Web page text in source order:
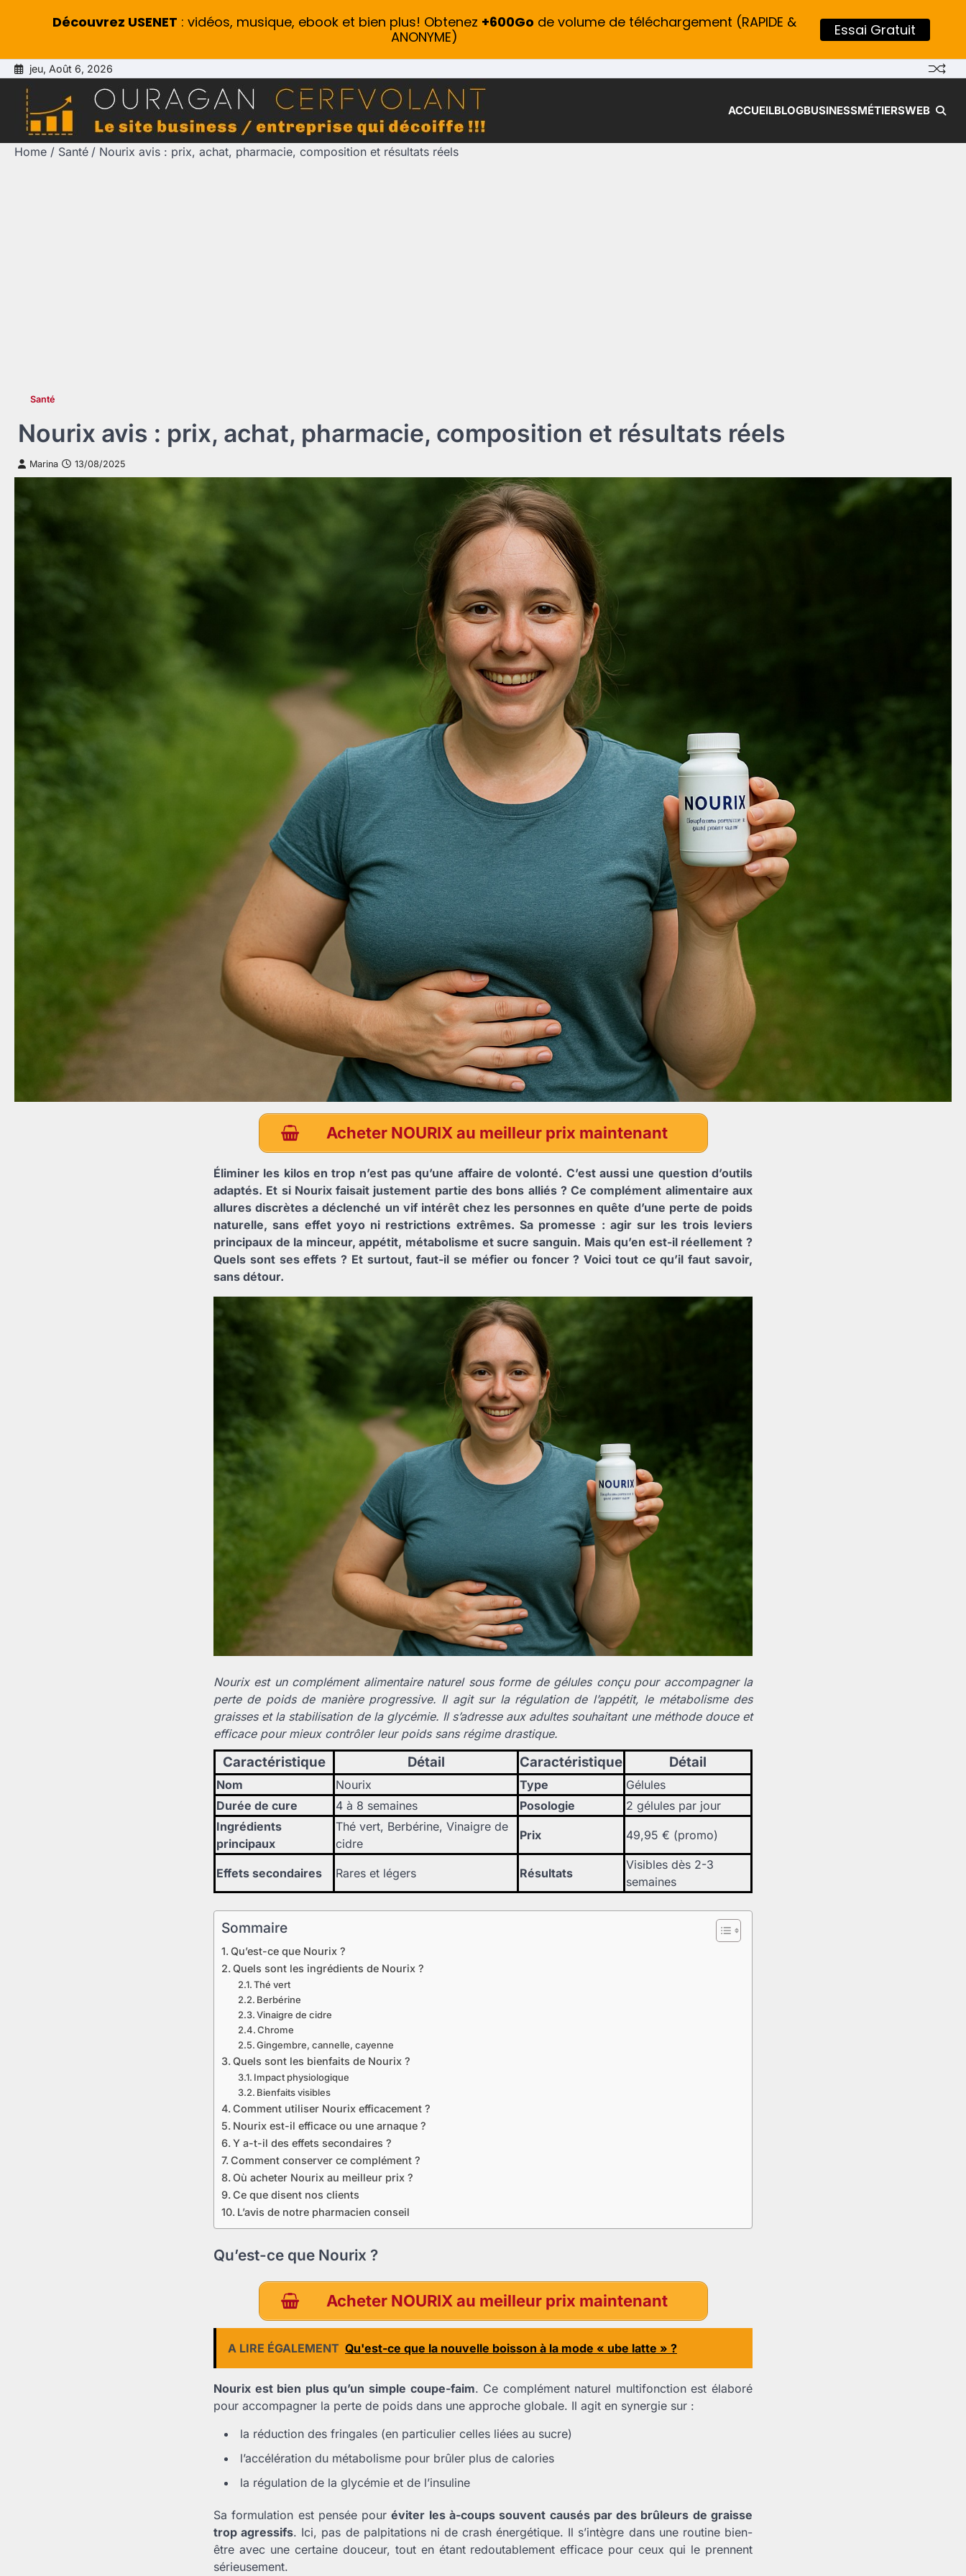
Skip
content
jeu, Août 6, 2026
ACCUEILBLOGBUSINESSMÉTIERSWEB
Home Santé Nourix avis : prix, achat, pharmacie, composition et résultats réels
Santé
Nourix avis : prix, achat, pharmacie, composition et résultats réels
Marina 13/08/2025
Acheter NOURIX au meilleur prix maintenant
Éliminer les kilos en trop n’est pas qu’une affaire de volonté. C’est aussi une question d’outils
adaptés. Et si Nourix faisait justement partie des bons alliés ? Ce complément alimentaire aux
allures discrètes a déclenché un vif intérêt chez les personnes en quête d’une perte de poids
naturelle, sans effet yoyo ni restrictions extrêmes. Sa promesse : agir sur les trois leviers
principaux de la minceur, appétit, métabolisme et sucre sanguin. Mais qu’en est-il réellement ?
Quels sont ses effets ? Et surtout, faut-il se méfier ou foncer ? Voici tout ce qu’il faut savoir,
sans détour.
Nourix est un complément alimentaire naturel sous forme de gélules conçu pour accompagner la
perte de poids de manière progressive. Il agit sur la régulation de l’appétit, le métabolisme des
graisses et la stabilisation de la glycémie. Il s’adresse aux adultes souhaitant une méthode douce et
efficace pour mieux contrôler leur poids sans régime drastique.
Caractéristique Détail Caractéristique Détail
Nom Nourix Type
Gélules
Durée de cure
4 à 8 semaines Posologie
2 gélules par jour
Ingrédients
principaux
Thé vert, Berbérine, Vinaigre de
cidre
Prix 49,95 € (promo)
Effets secondaires Rares et légers Résultats
Visibles dès 2-3
semaines
Sommaire
Qu’est-ce que Nourix ?
Quels sont les ingrédients de Nourix ?
Thé vert
Berbérine
Vinaigre de cidre
Chrome
Gingembre, cannelle, cayenne
Quels sont les bienfaits de Nourix ?
Impact physiologique
Bienfaits visibles
Comment utiliser Nourix efficacement ?
Nourix est-il efficace ou une arnaque ?
Y a-t-il des effets secondaires ?
Comment conserver ce complément ?
Où acheter Nourix au meilleur prix ?
Ce que disent nos clients
L’avis de notre pharmacien conseil
Qu’est-ce que Nourix ?
Acheter NOURIX au meilleur prix maintenant
A LIRE ÉGALEMENT Qu'est-ce que la nouvelle boisson à la mode « ube latte » ?
Nourix est bien plus qu’un simple coupe-faim. Ce complément naturel multifonction est élaboré
pour accompagner la perte de poids dans une approche globale. Il agit en synergie sur :
la réduction des fringales (en particulier celles liées au sucre)
l’accélération du métabolisme pour brûler plus de calories
la régulation de la glycémie et de l’insuline
Sa formulation est pensée pouréviter les à-coups souvent causés par des brûleurs de graisse
trop agressifs. Ici, pas de palpitations ni de crash énergétique. Il s’intègre dans une routine bien-
être avec une certaine douceur, tout en étant redoutablement efficace pour ceux qui le prennent
sérieusement.
Découvrez USENET : vidéos, musique, ebook et bien plus! Obtenez +600Go de volume de téléchargement (RAPIDE &
ANONYME)
Essai Gratuit